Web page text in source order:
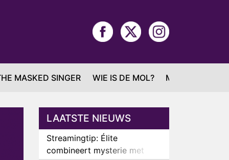
MASKED SINGER WIE IS DE MOL? MAFS
LAATSTE NIEUWS
Streamingtip: Élite
combineert mysterie met